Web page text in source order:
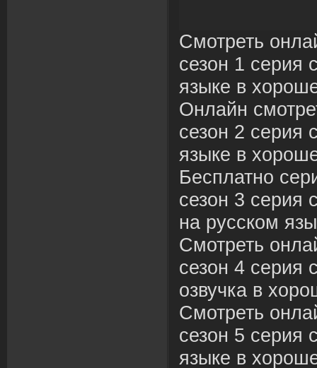
Смотреть
сезон 1 серия
языке в
Онлайн
сезон 2 серия
языке в
Бесплатно
сезон 3 серия
на русском
Смотреть
сезон 4 серия
озвучка в
Смотреть
сезон 5 серия
языке в